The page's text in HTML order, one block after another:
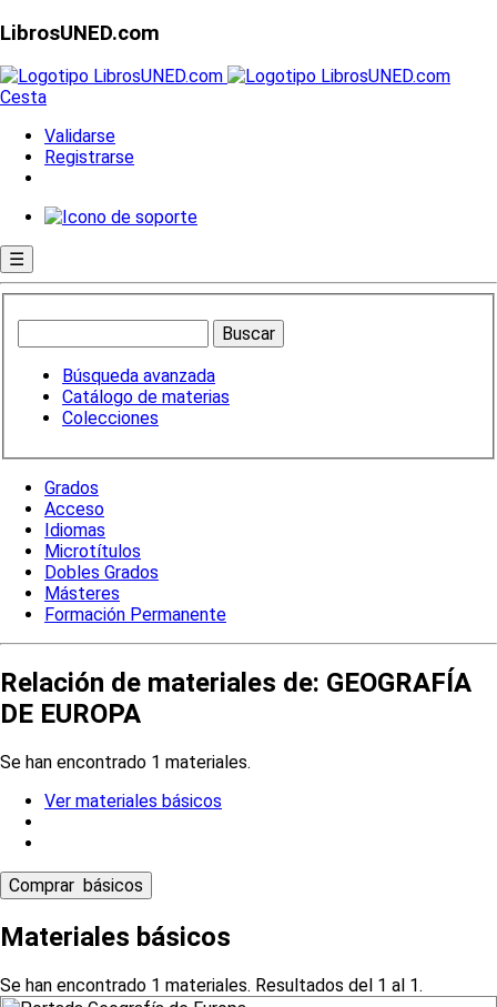
LibrosUNED.com
Cesta
Validarse
Registrarse
☰
Búsqueda avanzada
Catálogo de materias
Colecciones
Grados
Acceso
Idiomas
Microtítulos
Dobles Grados
Másteres
Formación Permanente
Relación de materiales de: GEOGRAFÍA
DE EUROPA
Se han encontrado 1 materiales.
Ver materiales básicos
Materiales básicos
Se han encontrado 1 materiales. Resultados del 1 al 1.